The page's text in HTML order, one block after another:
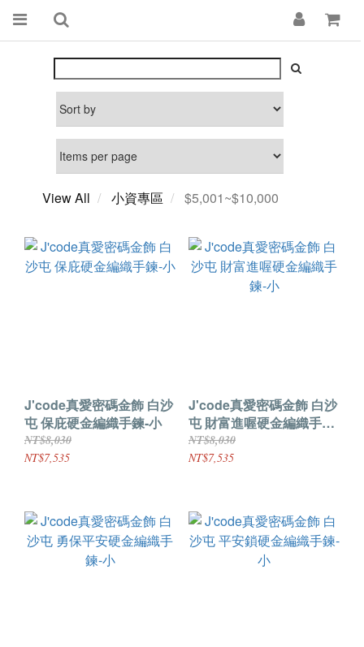
View All 小資專區 $5,001~$10,000
J'code真愛密碼金飾 白沙
屯 保庇硬金編織手鍊-小
NT$8,030
NT$7,535
J'code真愛密碼金飾 白沙
屯 財富進喔硬金編織手鍊-
小
NT$8,030
NT$7,535